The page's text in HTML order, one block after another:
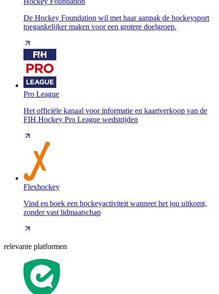
De Hockey Foundation wil met haar aanpak de hockeysport
toegankelijker maken voor een grotere doelgroep.
Pro League
Het officiële kanaal voor informatie en kaartverkoop van de
FIH Hockey Pro League wedstrijden
Flexhockey
Vind en boek een hockeyactiviteit wanneer het jou uitkomt,
zonder vast lidmaatschap
relevante platformen